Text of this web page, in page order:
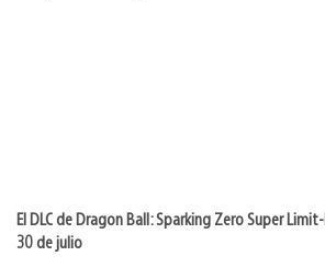
El DLC de Dragon Ball: Sparking Zero Super
30 de julio